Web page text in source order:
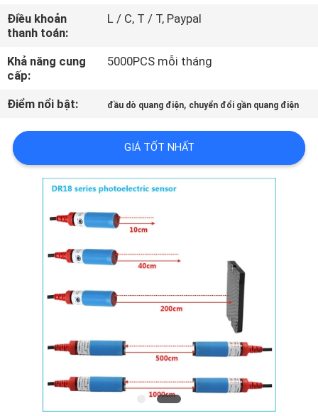
KIỂM
SOÁT
CHẤT
LƯỢNG
LIÊN
HỆ
CHÚNG
Điều khoản
thanh toán:
L / C, T / T, Paypal
Khả năng cung
cấp:
5000PCS mỗi tháng
Điểm nổi bật: đầu dò quang điện, chuyển đổi gần quang điện
GIÁ TỐT NHẤT